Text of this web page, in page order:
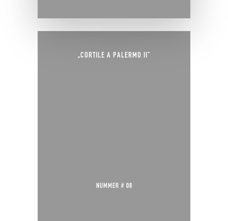
„CORTILE A PALERMO II“
NUMMER # 08